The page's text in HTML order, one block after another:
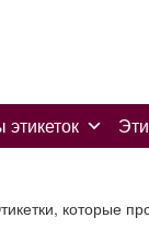
которые